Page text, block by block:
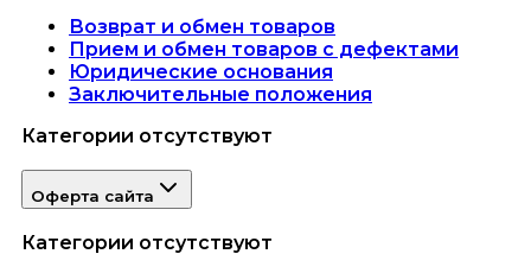
Возврат и обмен товаров
Прием и обмен товаров с дефектами
Юридические основания
Заключительные положения
Категории отсутствуют
Оферта сайта
Категории отсутствуют